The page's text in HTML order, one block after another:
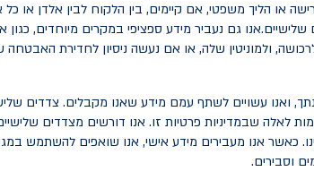
או הליך משפטי, אם קיימים, בין הלקוח לבין אלדן או
שלישיים.אנו גם נעביר מידע ספציפי במקרים
ולמוניטין שלה, או אם נעשה ניסיון לחדירת
ואנו עשויים לשתף עמם מידע שאנו מקבלים. צדדים
לאלה שבמדיניות פרטיות זו. אנו דורשים מצדדים
אנו מעבירים מידע אישי, אנו שואפים להשתמש
וסבירים.